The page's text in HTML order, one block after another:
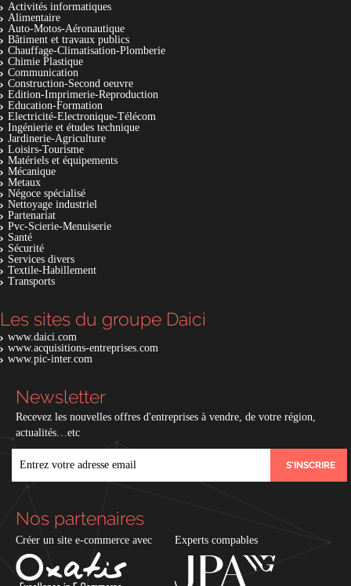
Activités informatiques
Alimentaire
Auto-Motos-Aéronautique
Bâtiment et travaux publics
Chauffage-Climatisation-Plomberie
Chimie Plastique
Communication
Construction-Second oeuvre
Edition-Imprimerie-Reproduction
Education-Formation
Electricité-Electronique-Télécom
Ingénierie et études technique
Jardinerie-Agriculture
Loisirs-Tourisme
Matériels et équipements
Mécanique
Metaux
Négoce spécialisé
Nettoyage industriel
Partenariat
Pvc-Scierie-Menuiserie
Santé
Sécurité
Services divers
Textile-Habillement
Transports
Les sites du groupe Daici
www.daici.com
www.acquisitions-entreprises.com
www.pic-inter.com
Newsletter
Recevez les nouvelles offres d'entreprises à vendre, de votre région,
actualités…etc
Nos partenaires
Créer un site e-commerce avec Experts compables